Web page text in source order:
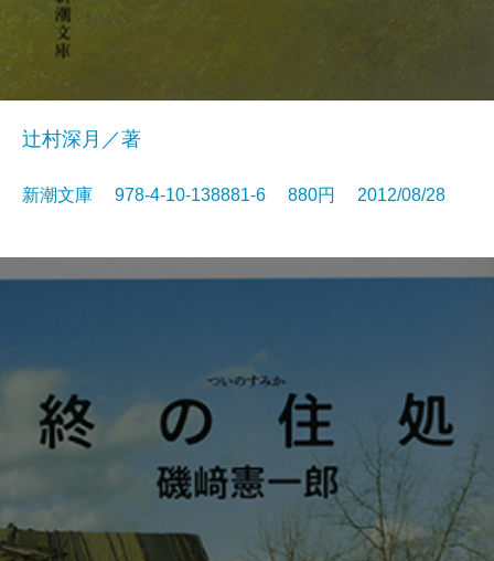
辻村深月／著
新潮文庫 978-4-10-138881-6 880円 2012/08/28